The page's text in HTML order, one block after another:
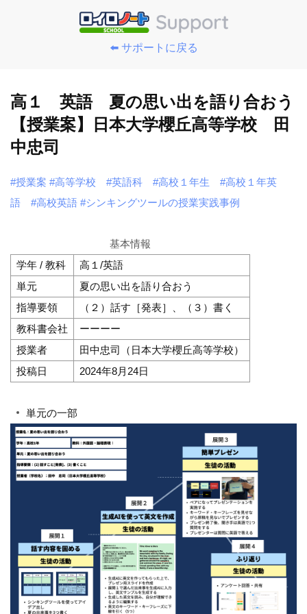
⬅️ サポートに戻る
高１ 英語 夏の思い出を語り合おう
【授業案】日本大学櫻丘高等学校 田
中忠司
#授業案 #高等学校 #英語科 #高校１年生
#高校１年英
語
#高校英語 #シンキングツールの授業実践事例
基本情報
学年 / 教科
高１/英語
単元
夏の思い出を語り合おう
指導要領
（２）話す［発表］、（３）書く
教科書会社
ーーーー
授業者
田中忠司（日本大学櫻丘高等学校）
投稿日
2024年8月24日
単元の一部